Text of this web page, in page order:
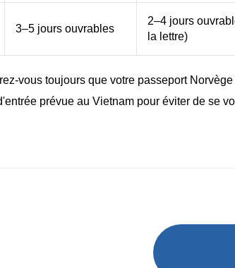
3–5 jours ouvrables
2–4 jours
la lettre)
vous toujours que votre passeport
prévue au Vietnam pour éviter de se